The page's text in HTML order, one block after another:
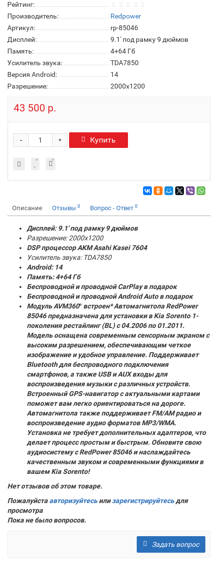
Рейтинг:
Производитель:
Redpower
Артикул:
rp-85046
Дисплей:
9.1' под рамку 9 дюймов
Память:
4+64 Гб
Усилитель звука:
TDA7850
Версия Android:
14
Разрешение:
2000x1200
43 500 р.
+
- Купить
Описание Отзывы 0 Вопрос - Ответ 0
Дисплей: 9.1' под рамку 9 дюймов
Разрешение: 2000x1200
DSP процессор AKM Asahi Kasei 7604
Усилитель звука: TDA7850
Android: 14
Память:4+64 Гб
Беспроводной и проводной CarPlay в подарок
Беспроводной и проводной Android Auto в подарок
Модуль AVM360° встроен* Автомагнитола RedPower
85046 предназначена для установки в Kia Sorento 1-
поколения рестайлинг (BL) с 04.2006 по 01.2011.
Модель оснащена современным сенсорным экраном с
высоким разрешением, обеспечивающим четкое
изображение и удобное управление. Поддерживает
Bluetooth для беспроводного подключения
смартфонов, а также USB и AUX входы для
воспроизведения музыки с различных устройств.
Встроенный GPS-навигатор с актуальными картами
поможет вам легко ориентироваться на дороге.
Автомагнитола также поддерживает FM/AM радио и
воспроизведение аудио форматов MP3/WMA.
Установка не требует дополнительных адаптеров, что
делает процесс простым и быстрым. Обновите свою
аудиосистему с RedPower 85046 и наслаждайтесь
качественным звуком и современными функциями в
вашем Kia Sorento!
Нет отзывов об этом товаре.
Пожалуйста авторизуйтесьилизарегистрируйтесьдля
просмотра
Пока не было вопросов.
Задать вопрос